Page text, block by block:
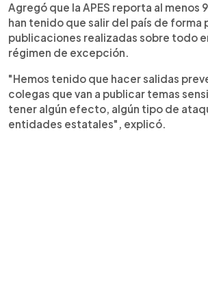
Agregó que la APES reporta al menos
han tenido que salir del país de forma
publicaciones realizadas sobre todo
régimen de excepción.
"Hemos tenido que hacer salidas
colegas que van a publicar temas
tener algún efecto, algún tipo de
entidades estatales", explicó.